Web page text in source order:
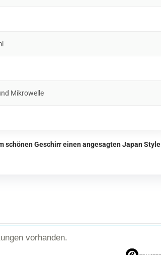
Mikrowelle
schönen Geschirr einen angesagten Japan Style
vorhanden.